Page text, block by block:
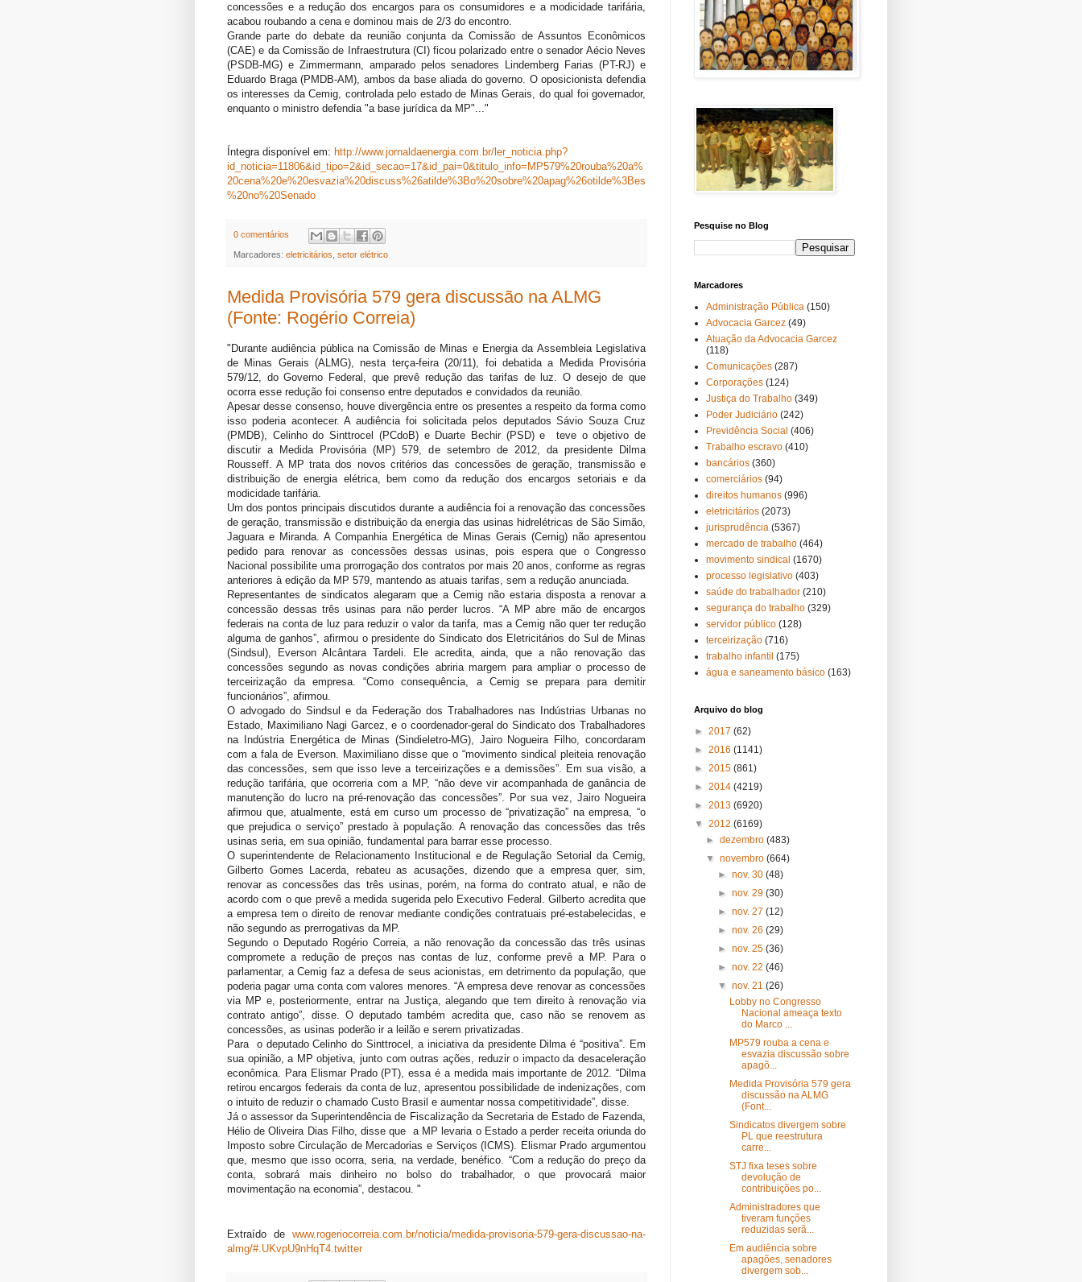
concessões e a redução dos encargos para os consumidores e a modicidade tarifária,
acabou roubando a cena e dominou mais de 2/3 do encontro.
Grande parte do debate da reunião conjunta da Comissão de Assuntos Econômicos
(CAE) e da Comissão de Infraestrutura (CI) ficou polarizado entre o senador Aécio Neves
(PSDB-MG) e Zimmermann, amparado pelos senadores Lindemberg Farias (PT-RJ) e
Eduardo Braga (PMDB-AM), ambos da base aliada do governo. O oposicionista defendia
os interesses da Cemig, controlada pelo estado de Minas Gerais, do qual foi governador,
enquanto o ministro defendia "a base jurídica da MP"..."
Íntegra disponível em: http://www.jornaldaenergia.com.br/ler_noticia.php?
id_noticia=11806&id_tipo=2&id_secao=17&id_pai=0&titulo_info=MP579%20rouba%20a%
20cena%20e%20esvazia%20discuss%26atilde%3Bo%20sobre%20apag%26otilde%3Bes
%20no%20Senado
0 comentários
Marcadores: eletricitários setor elétrico
Medida Provisória 579 gera discussão na ALMG
(Fonte: Rogério Correia)
"Durante audiência pública na Comissão de Minas e Energia da Assembleia Legislativa
de Minas Gerais (ALMG), nesta terça-feira (20/11), foi debatida a Medida Provisória
579/12, do Governo Federal, que prevê redução das tarifas de luz. O desejo de que
ocorra esse redução foi consenso entre deputados e convidados da reunião.
Apesar desse consenso, houve divergência entre os presentes a respeito da forma como
isso poderia acontecer. A audiência foi solicitada pelos deputados Sávio Souza Cruz
(PMDB), Celinho do Sinttrocel (PCdoB) e Duarte Bechir (PSD) e teve o objetivo de
discutir a Medida Provisória (MP) 579, de setembro de 2012, da presidente Dilma
Rousseff. A MP trata dos novos critérios das concessões de geração, transmissão e
distribuição de energia elétrica, bem como da redução dos encargos setoriais e da
modicidade tarifária.
Um dos pontos principais discutidos durante a audiência foi a renovação das concessões
de geração, transmissão e distribuição da energia das usinas hidrelétricas de São Simão,
Jaguara e Miranda. A Companhia Energética de Minas Gerais (Cemig) não apresentou
pedido para renovar as concessões dessas usinas, pois espera que o Congresso
Nacional possibilite uma prorrogação dos contratos por mais 20 anos, conforme as regras
anteriores à edição da MP 579, mantendo as atuais tarifas, sem a redução anunciada.
Representantes de sindicatos alegaram que a Cemig não estaria disposta a renovar a
concessão dessas três usinas para não perder lucros. “A MP abre mão de encargos
federais na conta de luz para reduzir o valor da tarifa, mas a Cemig não quer ter redução
alguma de ganhos”, afirmou o presidente do Sindicato dos Eletricitários do Sul de Minas
(Sindsul), Everson Alcântara Tardeli. Ele acredita, ainda, que a não renovação das
concessões segundo as novas condições abriria margem para ampliar o processo de
terceirização da empresa. “Como consequência, a Cemig se prepara para demitir
funcionários”, afirmou.
O advogado do Sindsul e da Federação dos Trabalhadores nas Indústrias Urbanas no
Estado, Maximiliano Nagi Garcez, e o coordenador-geral do Sindicato dos Trabalhadores
na Indústria Energética de Minas (Sindieletro-MG), Jairo Nogueira Filho, concordaram
com a fala de Everson. Maximiliano disse que o “movimento sindical pleiteia renovação
das concessões, sem que isso leve a terceirizações e a demissões”. Em sua visão, a
redução tarifária, que ocorreria com a MP, “não deve vir acompanhada de ganância de
manutenção do lucro na pré-renovação das concessões”. Por sua vez, Jairo Nogueira
afirmou que, atualmente, está em curso um processo de “privatização” na empresa, “o
que prejudica o serviço” prestado à população. A renovação das concessões das três
usinas seria, em sua opinião, fundamental para barrar esse processo.
O superintendente de Relacionamento Institucional e de Regulação Setorial da Cemig,
Gilberto Gomes Lacerda, rebateu as acusações, dizendo que a empresa quer, sim,
renovar as concessões das três usinas, porém, na forma do contrato atual, e não de
acordo com o que prevê a medida sugerida pelo Executivo Federal. Gilberto acredita que
a empresa tem o direito de renovar mediante condições contratuais pré-estabelecidas, e
não segundo as prerrogativas da MP.
Segundo o Deputado Rogério Correia, a não renovação da concessão das três usinas
compromete a redução de preços nas contas de luz, conforme prevê a MP. Para o
parlamentar, a Cemig faz a defesa de seus acionistas, em detrimento da população, que
poderia pagar uma conta com valores menores. “A empresa deve renovar as concessões
via MP e, posteriormente, entrar na Justiça, alegando que tem direito à renovação via
contrato antigo”, disse. O deputado também acredita que, caso não se renovem as
concessões, as usinas poderão ir a leilão e serem privatizadas.
Para o deputado Celinho do Sinttrocel, a iniciativa da presidente Dilma é “positiva”. Em
sua opinião, a MP objetiva, junto com outras ações, reduzir o impacto da desaceleração
econômica. Para Elismar Prado (PT), essa é a medida mais importante de 2012. “Dilma
retirou encargos federais da conta de luz, apresentou possibilidade de indenizações, com
o intuito de reduzir o chamado Custo Brasil e aumentar nossa competitividade”, disse.
Já o assessor da Superintendência de Fiscalização da Secretaria de Estado de Fazenda,
Hélio de Oliveira Dias Filho, disse que a MP levaria o Estado a perder receita oriunda do
Imposto sobre Circulação de Mercadorias e Serviços (ICMS). Elismar Prado argumentou
que, mesmo que isso ocorra, seria, na verdade, benéfico. “Com a redução do preço da
conta, sobrará mais dinheiro no bolso do trabalhador, o que provocará maior
movimentação na economia”, destacou. "
Extraído de www.rogeriocorreia.com.br/noticia/medida-provisoria-579-gera-discussao-na-
almg/#.UKvpU9nHqT4.twitter
Pesquise no Blog
Marcadores
Administração Pública (150)
Advocacia Garcez (49)
Atuação da Advocacia Garcez
(118)
Comunicações (287)
Corporações (124)
Justiça do Trabalho (349)
Poder Judiciário (242)
Previdência Social (406)
Trabalho escravo (410)
bancários (360)
comerciários (94)
direitos humanos (996)
eletricitários (2073)
jurisprudência (5367)
mercado de trabalho (464)
movimento sindical (1670)
processo legislativo (403)
saúde do trabalhador (210)
segurança do trabalho (329)
servidor público (128)
terceirização (716)
trabalho infantil (175)
água e saneamento básico (163)
Arquivo do blog
► 2017 (62)
► 2016 (1141)
► 2015 (861)
► 2014 (4219)
► 2013 (6920)
▼ 2012 (6169)
►dezembro(483)
▼novembro(664)
► nov. 30 (48)
► nov. 29 (30)
► nov. 27 (12)
► nov. 26 (29)
► nov. 25 (36)
► nov. 22 (46)
▼ nov. 21 (26)
Lobby no Congresso
Nacional ameaça texto
do Marco ...
MP579 rouba a cena e
esvazia discussão sobre
apagõ...
Medida Provisória 579 gera
discussão na ALMG
(Font...
Sindicatos divergem sobre
PL que reestrutura
carre...
STJ fixa teses sobre
devolução de
contribuições po...
Administradores que
tiveram funções
reduzidas serã...
Em audiência sobre
apagões, senadores
divergem sob...